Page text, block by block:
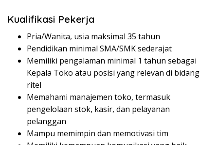
Kualifikasi Pekerja
Pria/Wanita, usia maksimal 35 tahun
Pendidikan minimal SMA/SMK sederajat
Memiliki pengalaman minimal 1 tahun sebagai
Kepala Toko atau posisi yang relevan di bidang
ritel
Memahami manajemen toko, termasuk
pengelolaan stok, kasir, dan pelayanan
pelanggan
Mampu memimpin dan memotivasi tim